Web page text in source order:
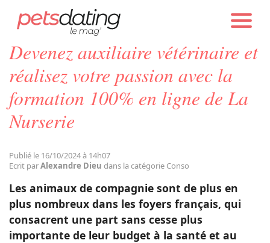
Chien
Chat
PETS DATING ACTUALITÉS CONSO
Devenez auxiliaire vétérinaire et
réalisez votre passion avec la
formation 100% en ligne de La
Nurserie
Publié le 16/10/2024 à 14h07
Ecrit parAlexandre Dieu dans la catégorie Conso
Les animaux de compagnie sont de plus en
plus nombreux dans les foyers français, qui
consacrent une part sans cesse plus
importante de leur budget à la santé et au